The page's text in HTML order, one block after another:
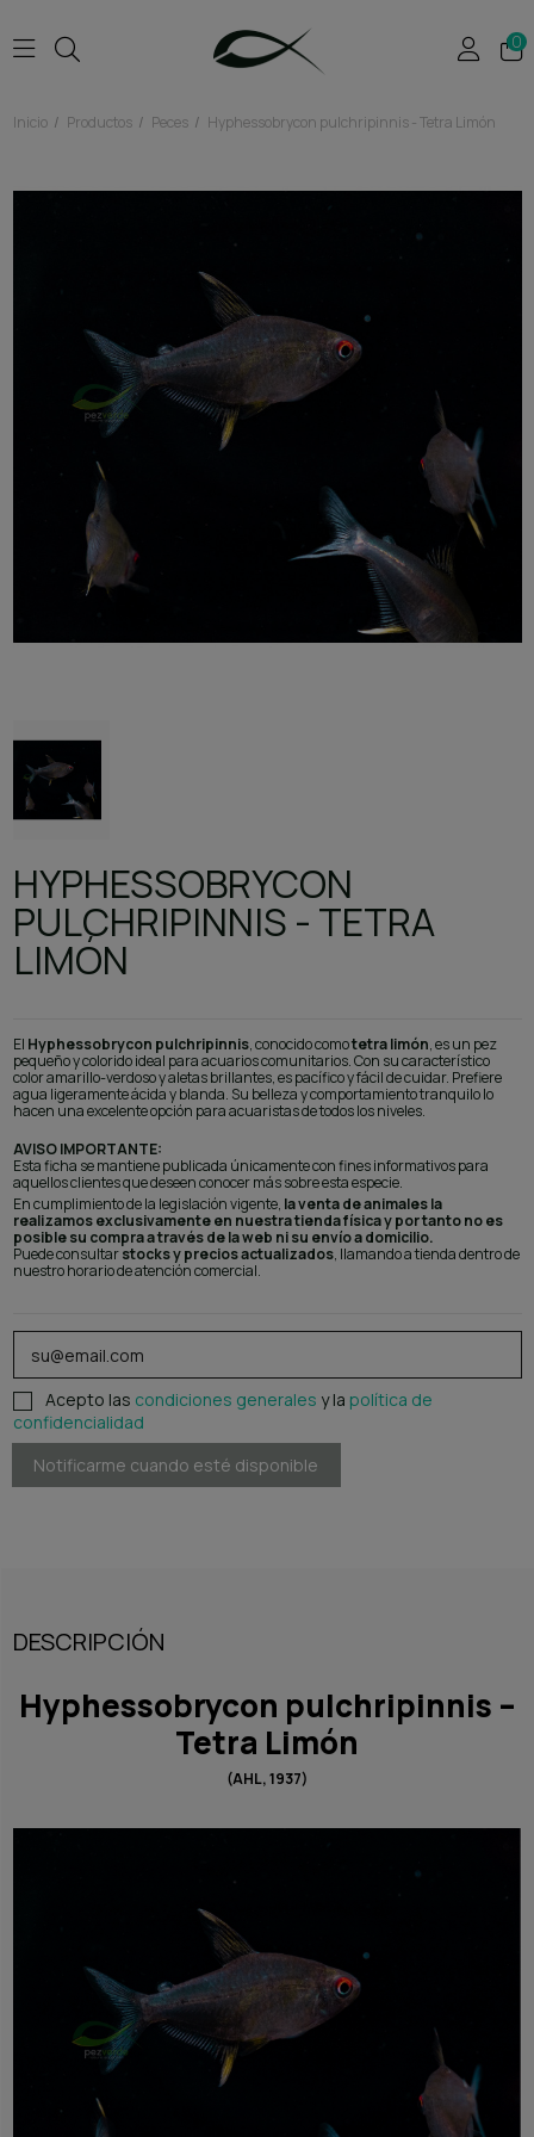
0
Inicio Productos Peces Hyphessobrycon pulchripinnis - Tetra Limón
HYPHESSOBRYCON
PULCHRIPINNIS - TETRA
LIMÓN
El Hyphessobrycon pulchripinnis, conocido comotetra limón, es un pez
pequeño y colorido ideal para acuarios comunitarios. Con su característico
color amarillo-verdoso y aletas brillantes, es pacífico y fácil de cuidar. Prefiere
agua ligeramente ácida y blanda. Su belleza y comportamiento tranquilo lo
hacen una excelente opción para acuaristas de todos los niveles.
AVISO IMPORTANTE:
Esta ficha se mantiene publicada únicamente con fines informativos para
aquellos clientes que deseen conocer más sobre esta especie.
En cumplimiento de la legislación vigente, la venta de animales la
realizamos exclusivamente en nuestra tienda física y por tanto no es
posible su compra a través de la web ni su envío a domicilio.
Puede consultarstocks y precios actualizados, llamando a tienda dentro de
nuestro horario de atención comercial.
Acepto las condiciones generales y la política de
confidencialidad
DESCRIPCIÓN
Hyphessobrycon pulchripinnis –
Tetra Limón
(AHL, 1937)